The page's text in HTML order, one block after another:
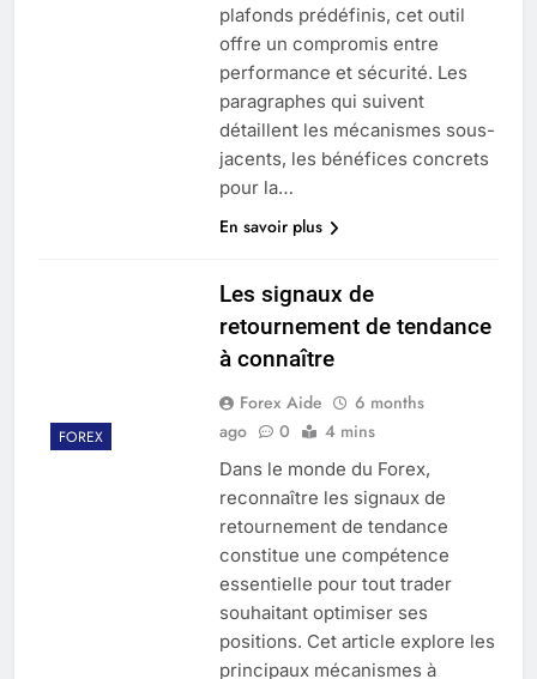
plafonds prédéfinis, cet outil
offre un compromis entre
performance et sécurité. Les
paragraphes qui suivent
détaillent les mécanismes sous-
jacents, les bénéfices concrets
pour la…
En savoir plus
FOREX
Les signaux de
retournement de tendance
à connaître
Forex Aide
6 months
ago
0 4 mins
Dans le monde du Forex,
reconnaître les signaux de
retournement de tendance
constitue une compétence
essentielle pour tout trader
souhaitant optimiser ses
positions. Cet article explore les
principaux mécanismes à